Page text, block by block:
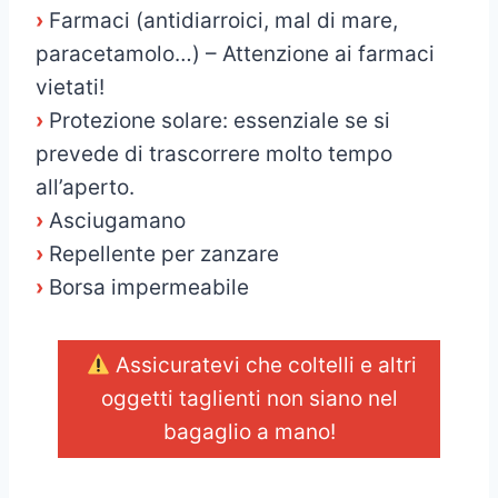
› Farmaci (antidiarroici, mal di mare,
paracetamolo…) – Attenzione ai farmaci
vietati!
› Protezione solare: essenziale se si
prevede di trascorrere molto tempo
all’aperto.
› Asciugamano
› Repellente per zanzare
› Borsa impermeabile
Assicuratevi che coltelli e altri
oggetti taglienti non siano nel
bagaglio a mano!